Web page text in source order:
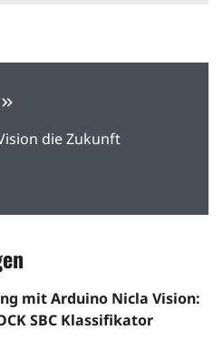
die Zukunft
mit Arduino Nicla Vision:
SBC Klassifikator